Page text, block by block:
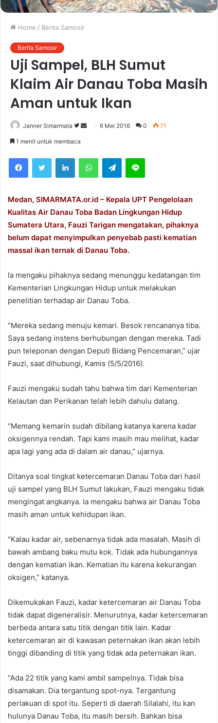
Home / Berita Samosir
Berita Samosir
Uji Sampel, BLH Sumut
Klaim Air Danau Toba Masih
Aman untuk Ikan
Janner Simarmata
F
l
i
t
e
r
d
a
l
6 Mei 2016 0 71
1 menit untuk membaca
Telegram
Medan, SIMARMATA.or.id – Kepala UPT Pengelolaan
Kualitas Air Danau Toba Badan Lingkungan Hidup
Sumatera Utara, Fauzi Tarigan mengatakan, pihaknya
belum dapat menyimpulkan penyebab pasti kematian
massal ikan ternak di Danau Toba.
Ia mengaku pihaknya sedang menunggu kedatangan tim
Kementerian Lingkungan Hidup untuk melakukan
penelitian terhadap air Danau Toba.
“Mereka sedang menuju kemari. Besok rencananya tiba.
Saya sedang instens berhubungan dengan mereka. Tadi
pun teleponan dengan Deputi Bidang Pencemaran,” ujar
Fauzi, saat dihubungi, Kamis (5/5/2016).
Fauzi mengaku sudah tahu bahwa tim dari Kementerian
Kelautan dan Perikanan telah lebih dahulu datang.
“Memang kemarin sudah dibilang katanya karena kadar
oksigennya rendah. Tapi kami masih mau melihat, kadar
apa lagi yang ada di dalam air danau,” ujarnya.
Ditanya soal tingkat ketercemaran Danau Toba dari hasil
uji sampel yang BLH Sumut lakukan, Fauzi mengaku tidak
mengingat angkanya. Ia mengaku bahwa air Danau Toba
masih aman untuk kehidupan ikan.
“Kalau kadar air, sebenarnya tidak ada masalah. Masih di
bawah ambang baku mutu kok. Tidak ada hubungannya
dengan kematian ikan. Kematian itu karena kekurangan
oksigen,” katanya.
Dikemukakan Fauzi, kadar ketercemaran air Danau Toba
tidak dapat digeneralisir. Menurutnya, kadar ketercemaran
berbeda antara satu titik dengan titik lain. Kadar
ketercemaran air di kawasan peternakan ikan akan lebih
tinggi dibanding di titik yang tidak ada peternakan ikan.
“Ada 22 titik yang kami ambil sampelnya. Tidak bisa
disamakan. Dia tergantung spot-nya. Tergantung
perlakuan di spot itu. Seperti di daerah Silalahi, itu kan
hulunya Danau Toba, itu masih bersih. Bahkan bisa